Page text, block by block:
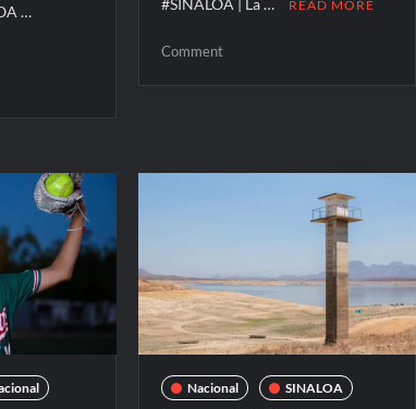
…
#SINALOA | La …
READ MORE
Commenton
investigan
cirugía
estética
Nacional SINALOA